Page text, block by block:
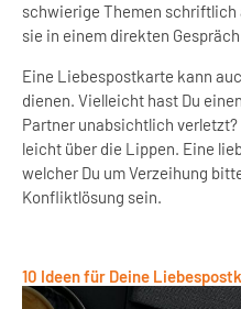
schwierige Themen
sie in einem direkten
Eine Liebespostkarte kann
dienen. Vielleicht hast Du
Partner unabsichtlich
leicht über die Lippen. Eine
welcher Du um Verzeihung
Konfliktlösung sein.
10 Ideen für Deine